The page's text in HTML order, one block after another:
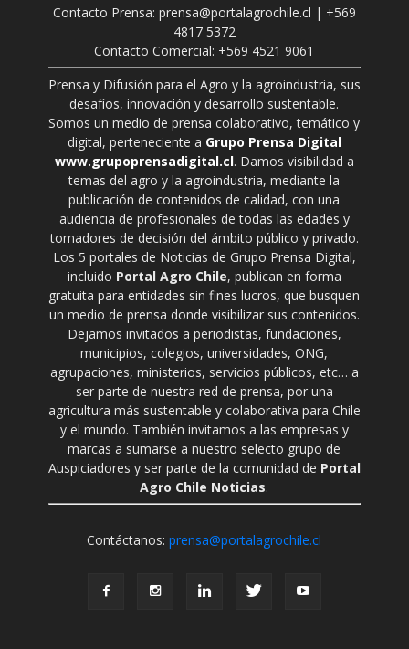
Contacto Prensa: prensa@portalagrochile.cl | +569
4817 5372
Contacto Comercial: +569 4521 9061
Prensa y Difusión para el Agro y la agroindustria, sus
desafíos, innovación y desarrollo sustentable.
Somos un medio de prensa colaborativo, temático y
digital, perteneciente a Grupo Prensa Digital
www.grupoprensadigital.cl. Damos visibilidad a
temas del agro y la agroindustria, mediante la
publicación de contenidos de calidad, con una
audiencia de profesionales de todas las edades y
tomadores de decisión del ámbito público y privado.
Los 5 portales de Noticias de Grupo Prensa Digital,
incluido Portal Agro Chile, publican en forma
gratuita para entidades sin fines lucros, que busquen
un medio de prensa donde visibilizar sus contenidos.
Dejamos invitados a periodistas, fundaciones,
municipios, colegios, universidades, ONG,
agrupaciones, ministerios, servicios públicos, etc… a
ser parte de nuestra red de prensa, por una
agricultura más sustentable y colaborativa para Chile
y el mundo. También invitamos a las empresas y
marcas a sumarse a nuestro selecto grupo de
Auspiciadores y ser parte de la comunidad de Portal
Agro Chile Noticias.
Contáctanos:prensa@portalagrochile.cl